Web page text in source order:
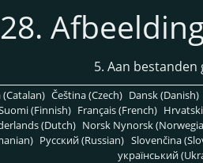
5. Aan
(Catalan) Čeština (Czech) Dansk (Danish)
(Finnish) Français (French)
(Dutch) Norsk Nynorsk
Pусский (Russian) Slovenčina
український